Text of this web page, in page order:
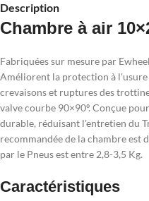
Description
Chambre à air
Fabriquées sur mesure par
Améliorent la protection à
crevaisons et ruptures des
valve courbe 90×90º. Conçue
durable, réduisant l'entretien du
recommandée de la chambre est
par le Pneus est entre 2,8-3,5 Kg.
Caractéristiques